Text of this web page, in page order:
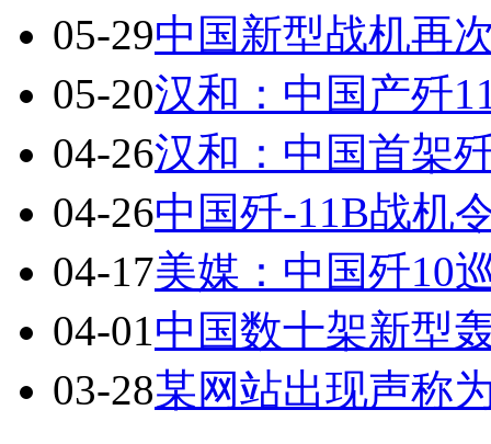
05-29中国新型战机再
05-20汉和：中国产歼
04-26汉和：中国首架
04-26中国歼-11B战机
04-17美媒：中国歼10
04-01中国数十架新型
03-28某网站出现声称